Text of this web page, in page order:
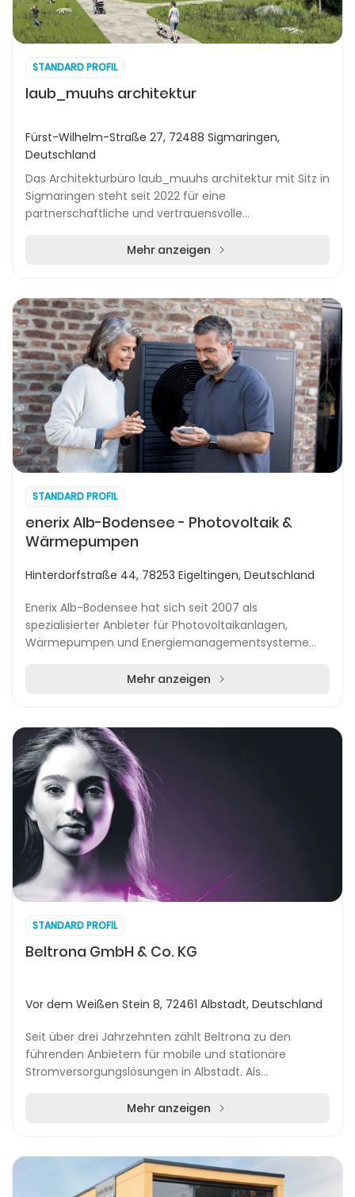
STANDARD PROFIL
laub_muuhs architektur
Fürst-Wilhelm-Straße 27, 72488 Sigmaringen,
Deutschland
Das Architekturbüro laub_muuhs architektur mit Sitz in
Sigmaringen steht seit 2022 für eine
partnerschaftliche und vertrauensvolle
einem weiteren St...Mehr anzeigen
STANDARD PROFIL
enerix Alb-Bodensee - Photovoltaik &
Wärmepumpen
Hinterdorfstraße 44, 78253 Eigeltingen, Deutschland
Enerix Alb-Bodensee hat sich seit 2007 als
spezialisierter Anbieter für Photovoltaikanlagen,
Wärmepumpen und Energiemanagementsysteme
Mehr anzeigen
STANDARD PROFIL
Beltrona GmbH & Co. KG
Vor dem Weißen Stein 8, 72461 Albstadt, Deutschland
Seit über drei Jahrzehnten zählt Beltrona zu den
führenden Anbietern für mobile und stationäre
Stromversorgungslösungen in Albstadt. Als
Mehr anzeigen